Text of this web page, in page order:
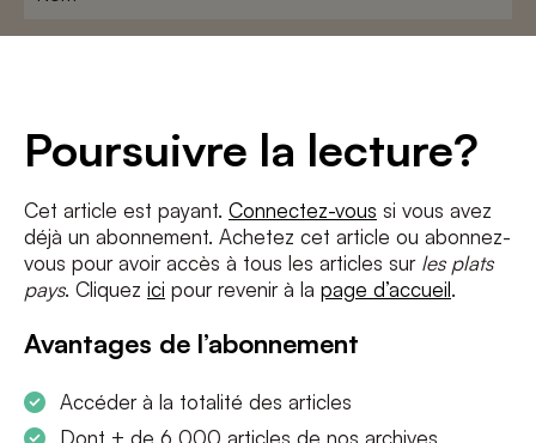
Poursuivre la lecture?
Cet article est payant. Connectez-vous si vous avez
déjà un abonnement. Achetez cet article ou abonnez-
vous pour avoir accès à tous les articles sur les plats
pays. Cliquez ici pour revenir à la page d’accueil.
Avantages de l’abonnement
Accéder à la totalité des articles
Dont + de 6 000 articles de nos archives
J'accepte les termes et conditions etla politique de confidentialité
S'INSCRIRE